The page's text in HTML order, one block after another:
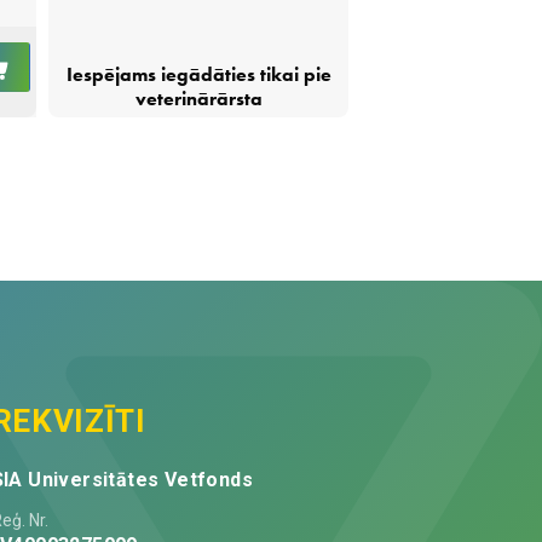
GROZĀIespējams iegādāties tikai pie
veterinārārsta
Universitātes Vetfonds
Nr.